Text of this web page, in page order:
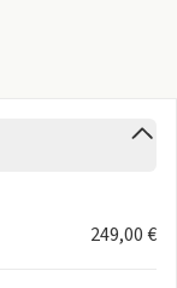
249,00 €